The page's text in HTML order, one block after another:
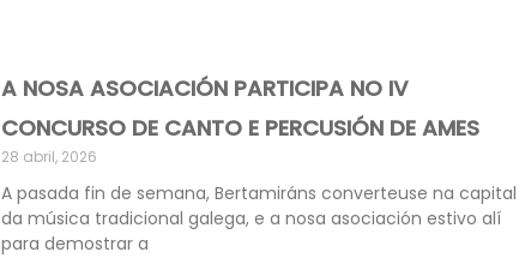
A NOSA ASOCIACIÓN PARTICIPA NO IV
CONCURSO DE CANTO E PERCUSIÓN DE AMES
28 abril, 2026
A pasada fin de semana, Bertamiráns converteuse na capital
da música tradicional galega, e a nosa asociación estivo alí
para demostrar a